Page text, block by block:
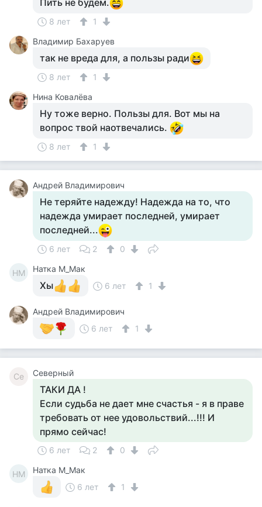
Пить не будем.
8 лет
1
Владимир Бахаруев
так не вреда для, а пользы ради
8 лет
1
Нина Ковалёва
Ну тоже верно. Пользы для. Вот мы на
вопрос твой наотвечались.
8 лет 1
Андрей Владимирович
Не теряйте надежду! Надежда на то, что
надежда умирает последней, умирает
последней...
6 лет 2 0
НМ Натка М_Мак
Хы 6 лет 1
Андрей Владимирович
6 лет
1
Се Северный
ТАКИ ДА !
Если судьба не дает мне счастья - я в праве
требовать от нее удовольствий...!!! И
прямо сейчас!
6 лет 2 0
НМ
Натка М_Мак
6 лет
1